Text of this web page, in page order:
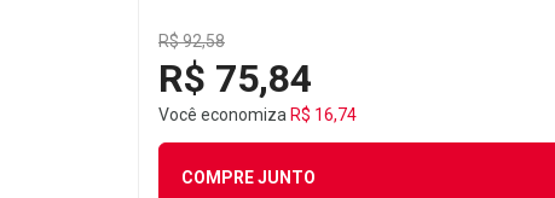
R$ 92,58
R$ 75,84
Você economiza R$ 16,74
COMPRE JUNTO